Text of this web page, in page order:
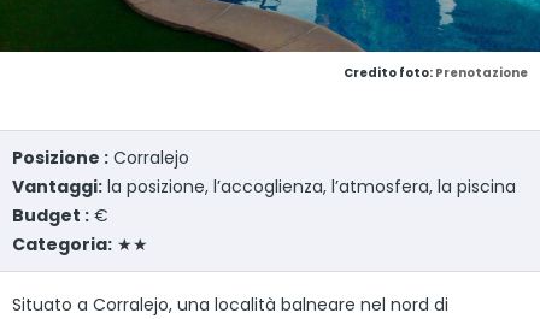
Credito foto: Prenotazione
Posizione : Corralejo
Vantaggi: la posizione, l’accoglienza, l’atmosfera, la piscina
Budget : €
Categoria: ★★
Situato a Corralejo, una località balneare nel nord di